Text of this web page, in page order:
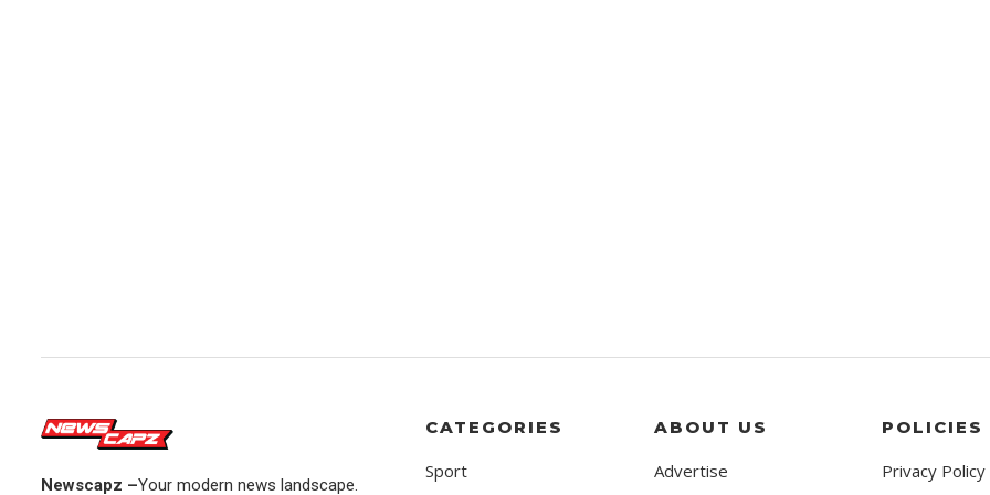
Newscapz –Your modern news landscape.
CATEGORIES
Sport
ABOUT US
Advertise
POLICIES
Privacy Policy